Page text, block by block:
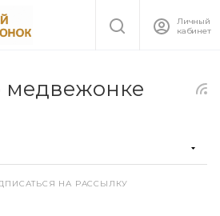
Личный
кабинет
медвежонке
НА РАССЫЛКУ